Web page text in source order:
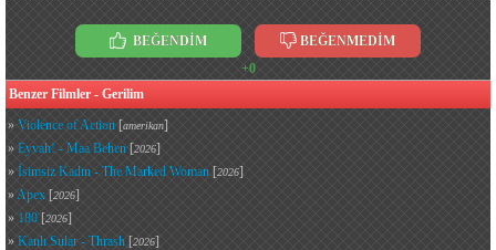
BEĞENDİM
BEĞENMEDİM
+0
Benzer Filmler - Gerilim
» Violence of Action [amerikan]
» Eyvah! - Maa Behen [2026]
» İsimsiz Kadın - The Marked Woman [2026]
»Apex [2026]
» 180 [2026]
» Kanlı Sular - Thrash [2026]